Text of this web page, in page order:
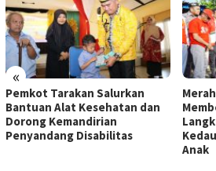
«
Pemkot Tarakan Salurkan
Bantuan Alat Kesehatan dan
Dorong Kemandirian
Penyandang Disabilitas
Anak